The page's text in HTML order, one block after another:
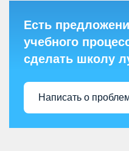
Есть
учебного
сделать школу
Написать о